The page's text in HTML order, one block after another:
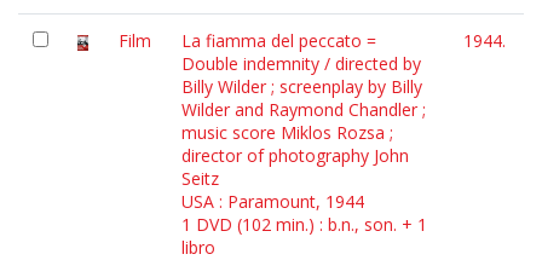
Film
La fiamma del peccato =
Double indemnity / directed by
Billy Wilder ; screenplay by Billy
Wilder and Raymond Chandler ;
music score Miklos Rozsa ;
director of photography John
Seitz
USA : Paramount, 1944
1 DVD (102 min.) : b.n., son. + 1
libro
1944.